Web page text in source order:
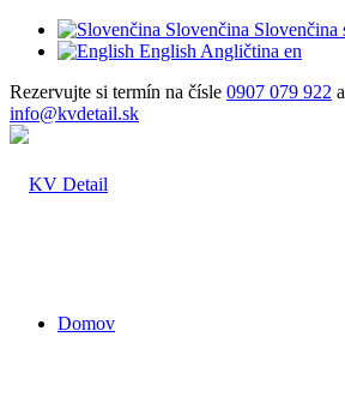
Slovenčina Slovenčina
English Angličtina en
Rezervujte si termín na čísle 0907 079 922
info@kvdetail.sk
Domov